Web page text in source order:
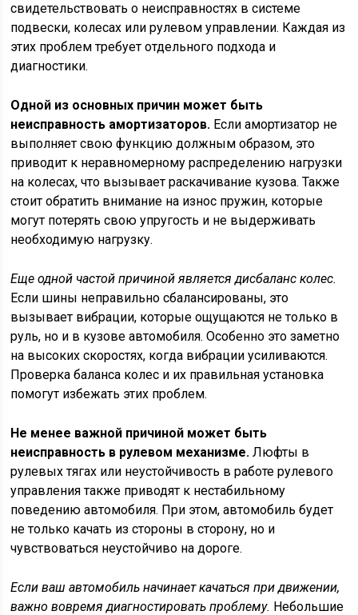
свидетельствовать о неисправностях в системе
подвески, колесах или рулевом управлении. Каждая из
этих проблем требует отдельного подхода и
диагностики.
Одной из основных причин может быть
неисправность амортизаторов. Если амортизатор не
выполняет свою функцию должным образом, это
приводит к неравномерному распределению нагрузки
на колесах, что вызывает раскачивание кузова. Также
стоит обратить внимание на износ пружин, которые
могут потерять свою упругость и не выдерживать
необходимую нагрузку.
Еще одной частой причиной является дисбаланс колес.
Если шины неправильно сбалансированы, это
вызывает вибрации, которые ощущаются не только в
руль, но и в кузове автомобиля. Особенно это заметно
на высоких скоростях, когда вибрации усиливаются.
Проверка баланса колес и их правильная установка
помогут избежать этих проблем.
Не менее важной причиной может быть
неисправность в рулевом механизме. Люфты в
рулевых тягах или неустойчивость в работе рулевого
управления также приводят к нестабильному
поведению автомобиля. При этом, автомобиль будет
не только качать из стороны в сторону, но и
чувствоваться неустойчиво на дороге.
Если ваш автомобиль начинает качаться при движении,
важно вовремя диагностировать проблему. Небольшие